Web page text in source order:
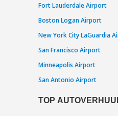
Fort Lauderdale Airport
Boston Logan Airport
New York City LaGuardia
San Francisco Airport
Minneapolis Airport
San Antonio Airport
TOP